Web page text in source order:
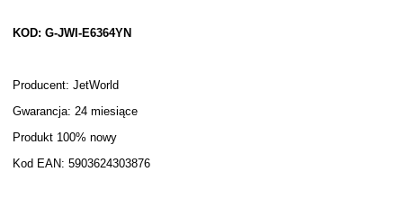
KOD: G-JWI-E6364YN
Producent: JetWorld
Gwarancja: 24 miesiące
Produkt 100% nowy
Kod EAN: 5903624303876